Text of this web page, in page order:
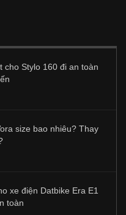
cho Stylo 160 đi an toàn
size bao nhiêu? Thay
xe điện Datbike Era E1
toàn